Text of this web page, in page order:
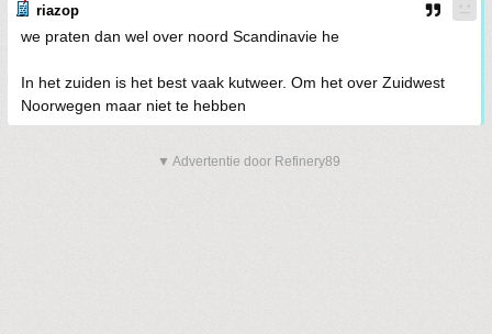
riazop
we praten dan wel over noord Scandinavie he
In het zuiden is het best vaak kutweer. Om het over Zuidwest
Noorwegen maar niet te hebben
▼ Advertentie door Refinery89